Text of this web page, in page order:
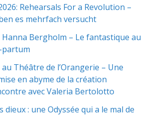
Rehearsals For a Revolution –
es mehrfach versucht
Bergholm – Le fantastique au
Théâtre de l’Orangerie – Une
en abyme de la création
avec Valeria Bertolotto
dieux : une Odyssée qui a le mal de